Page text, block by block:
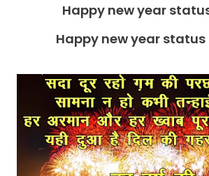
Happy new year
Happy new year